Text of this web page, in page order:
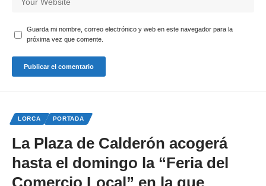
Guarda mi nombre, correo electrónico y web en este navegador para la
próxima vez que comente.
LORCA PORTADA
La Plaza de Calderón acogerá
hasta el domingo la “Feria del